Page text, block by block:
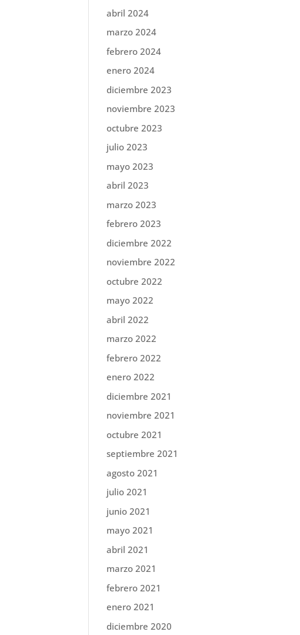
abril 2024
marzo 2024
febrero 2024
enero 2024
diciembre 2023
noviembre 2023
octubre 2023
julio 2023
mayo 2023
abril 2023
marzo 2023
febrero 2023
diciembre 2022
noviembre 2022
octubre 2022
mayo 2022
abril 2022
marzo 2022
febrero 2022
enero 2022
diciembre 2021
noviembre 2021
octubre 2021
septiembre 2021
agosto 2021
julio 2021
junio 2021
mayo 2021
abril 2021
marzo 2021
febrero 2021
enero 2021
diciembre 2020